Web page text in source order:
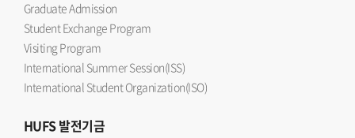
Graduate Admission
Student Exchange Program
Visiting Program
International Summer Session(ISS)
International Student Organization(ISO)
HUFS발전기금